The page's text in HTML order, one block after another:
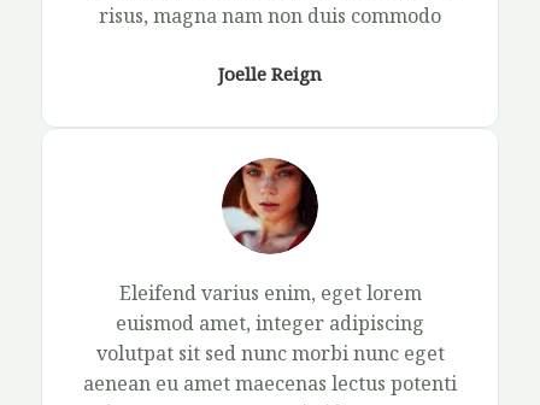
risus, magna nam non duis commodo​
Joelle Reign​
Eleifend varius enim, eget lorem
euismod amet, integer adipiscing
volutpat sit sed nunc morbi nunc eget
aenean eu amet maecenas lectus potenti